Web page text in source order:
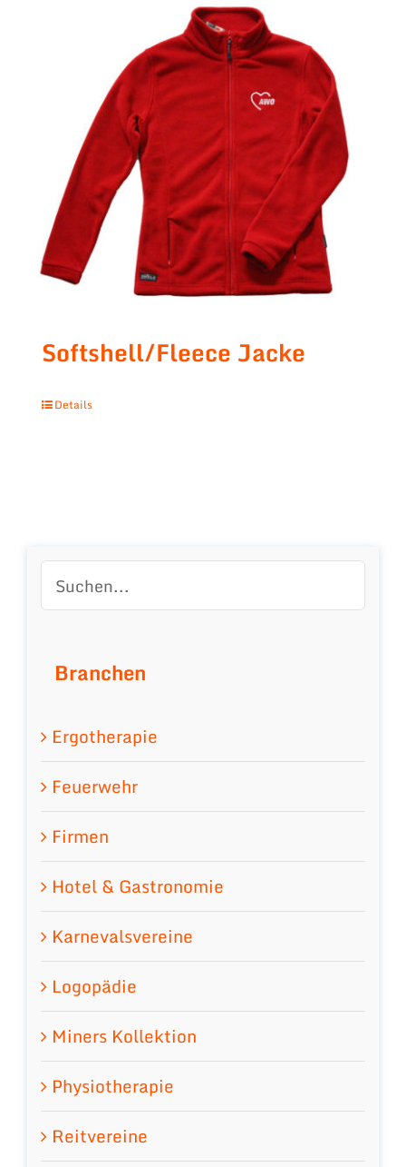
Softshell/Fleece Jacke
Details
Branchen
Ergotherapie
Feuerwehr
Firmen
Hotel & Gastronomie
Karnevalsvereine
Logopädie
Miners Kollektion
Physiotherapie
Reitvereine